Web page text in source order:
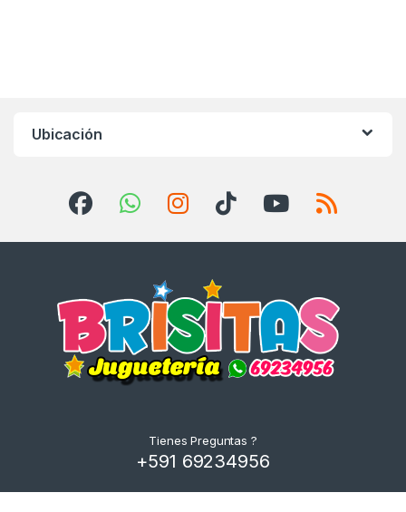
Ubicación
Tienes Preguntas ?
+591 69234956